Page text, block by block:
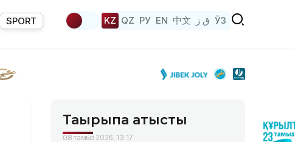
SPORT KZ QZ РУ EN 中文 ق ز ЎЗ
Тақырыпқа қатысты
08 тамыз 2026, 13:17